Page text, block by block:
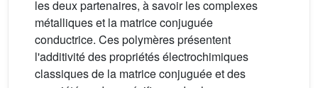
les deux partenaires, à savoir les complexes
métalliques et la matrice conjuguée
conductrice. Ces polymères présentent
l'additivité des propriétés électrochimiques
classiques de la matrice conjuguée et des